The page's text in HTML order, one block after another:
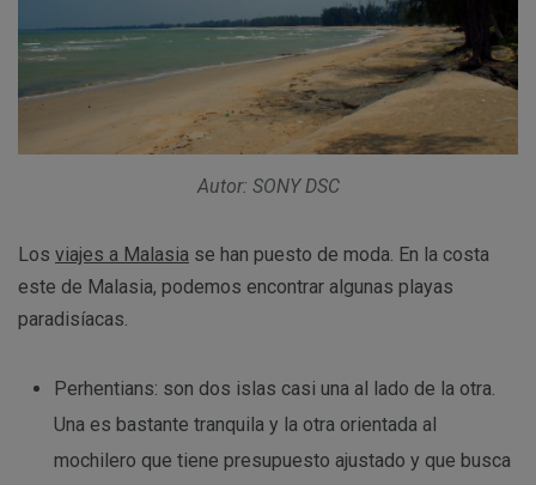
Autor: SONY DSC
Los viajes a Malasia se han puesto de moda. En la costa
este de Malasia, podemos encontrar algunas playas
paradisíacas.
Perhentians: son dos islas casi una al lado de la otra.
Una es bastante tranquila y la otra orientada al
mochilero que tiene presupuesto ajustado y que busca